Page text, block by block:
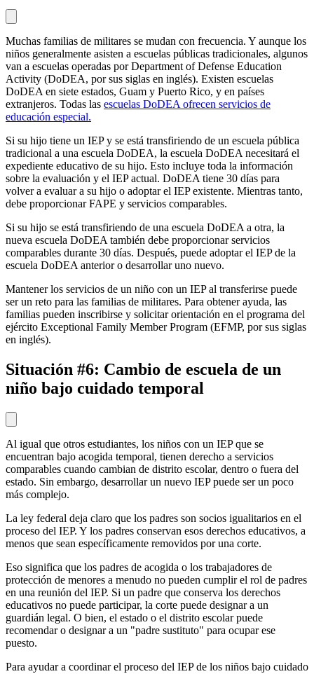
Muchas familias de militares se mudan con frecuencia. Y aunque los
niños generalmente asisten a escuelas públicas tradicionales, algunos
van a escuelas operadas por Department of Defense Education
Activity (DoDEA, por sus siglas en inglés). Existen escuelas
DoDEA en siete estados, Guam y Puerto Rico, y en países
extranjeros. Todas las escuelas DoDEA ofrecen servicios de
educación especial.
Si su hijo tiene un IEP y se está transfiriendo de un escuela pública
tradicional a una escuela DoDEA, la escuela DoDEA necesitará el
expediente educativo de su hijo. Esto incluye toda la información
sobre la evaluación y el IEP actual. DoDEA tiene 30 días para
volver a evaluar a su hijo o adoptar el IEP existente. Mientras tanto,
debe proporcionar FAPE y servicios comparables.
Si su hijo se está transfiriendo de una escuela DoDEA a otra, la
nueva escuela DoDEA también debe proporcionar servicios
comparables durante 30 días. Después, puede adoptar el IEP de la
escuela DoDEA anterior o desarrollar uno nuevo.
Mantener los servicios de un niño con un IEP al transferirse puede
ser un reto para las familias de militares. Para obtener ayuda, las
familias pueden inscribirse y solicitar orientación en el programa del
ejército Exceptional Family Member Program (EFMP, por sus siglas
en inglés).
Situación #6: Cambio de escuela de un
niño bajo cuidado temporal
Al igual que otros estudiantes, los niños con un IEP que se
encuentran bajo acogida temporal, tienen derecho a servicios
comparables cuando cambian de distrito escolar, dentro o fuera del
estado. Sin embargo, desarrollar un nuevo IEP puede ser un poco
más complejo.
La ley federal deja claro que los padres son socios igualitarios en el
proceso del IEP. Y los padres conservan esos derechos educativos, a
menos que sean específicamente removidos por una corte.
Eso significa que los padres de acogida o los trabajadores de
protección de menores a menudo no pueden cumplir el rol de padres
en una reunión del IEP. Si un padre que conserva los derechos
educativos no puede participar, la corte puede designar a un
guardián legal. O bien, el estado o el distrito escolar puede
recomendar o designar a un "padre sustituto" para ocupar ese
puesto.
Para ayudar a coordinar el proceso del IEP de los niños bajo cuidado